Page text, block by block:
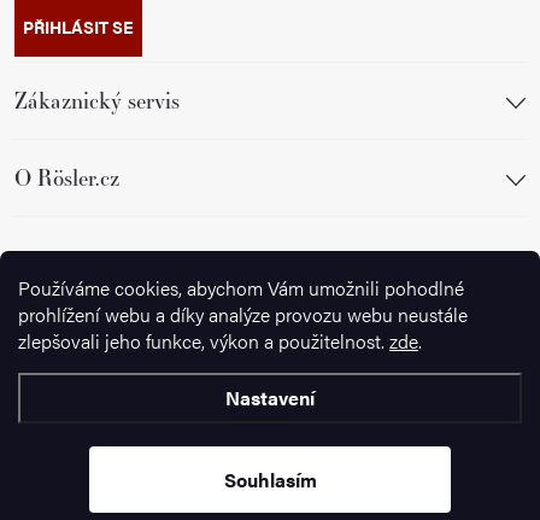
Používáme cookies, abychom Vám umožnili pohodlné
prohlížení webu a díky analýze provozu webu neustále
zlepšovali jeho funkce, výkon a použitelnost. zde.
Nastavení
Souhlasím
PŘIHLÁSIT SE
Zákaznický servis
O Rösler.cz
Sledujte nás